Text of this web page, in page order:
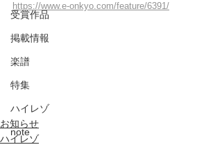
受賞作品
掲載情報
楽譜
特集
ハイレゾ
note
https://www.e-onkyo.com/feature/6391/
お知らせ
ハイレゾ